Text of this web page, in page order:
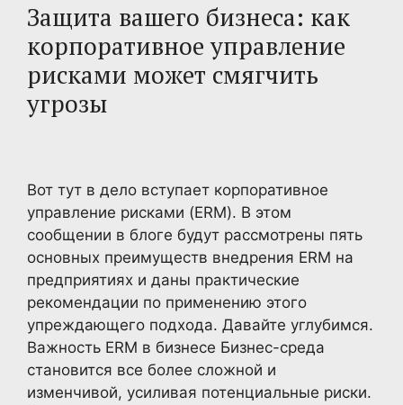
Защита вашего бизнеса: как
корпоративное управление
рисками может смягчить
угрозы
Вот тут в дело вступает корпоративное
управление рисками (ERM). В этом
сообщении в блоге будут рассмотрены пять
основных преимуществ внедрения ERM на
предприятиях и даны практические
рекомендации по применению этого
упреждающего подхода. Давайте углубимся.
Важность ERM в бизнесе Бизнес-среда
становится все более сложной и
изменчивой, усиливая потенциальные риски.